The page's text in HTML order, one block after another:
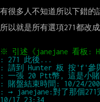
有很多人不知道所以下錯的
所以就是所有選項271都改成
: → janejane:對了那個271